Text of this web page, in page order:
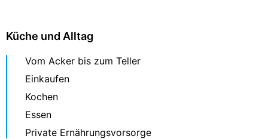
Küche und Alltag
Vom Acker bis zum Teller
Einkaufen
Kochen
Essen
Private Ernährungsvorsorge